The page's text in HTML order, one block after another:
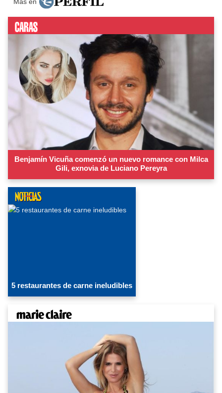
Benjamín Vicuña comenzó un nuevo romance con Milca
Gili, exnovia de Luciano Pereyra
5 restaurantes de carne ineludibles